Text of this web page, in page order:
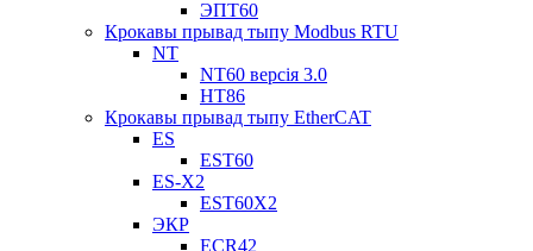
ЭПТ60
Крокавы прывад тыпу Modbus RTU
NT
NT60 версія 3.0
НТ86
Крокавы прывад тыпу EtherCAT
ES
EST60
ES-X2
EST60X2
ЭКР
ECR42